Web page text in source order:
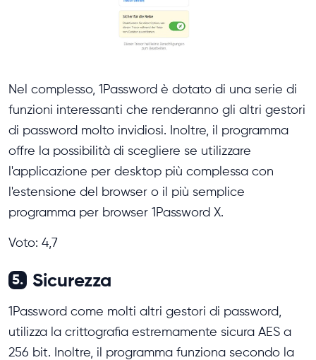
Nel complesso, 1Password è dotato di una serie di
funzioni interessanti che renderanno gli altri gestori
di password molto invidiosi. Inoltre, il programma
offre la possibilità di scegliere se utilizzare
l'applicazione per desktop più complessa con
l'estensione del browser o il più semplice
programma per browser 1Password X.
Voto: 4,7
5. Sicurezza
1Password come molti altri gestori di password,
utilizza la crittografia estremamente sicura AES a
256 bit. Inoltre, il programma funziona secondo la